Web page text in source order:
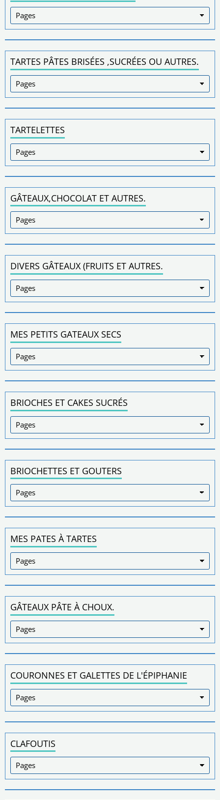
TARTES PÂTES BRISÉES ,SUCRÉES OU AUTRES.
TARTELETTES
GÂTEAUX,CHOCOLAT ET AUTRES.
DIVERS GÂTEAUX (FRUITS ET AUTRES.
MES PETITS GATEAUX SECS
BRIOCHES ET CAKES SUCRÉS
BRIOCHETTES ET GOUTERS
MES PATES À TARTES
GÂTEAUX PÂTE À CHOUX.
COURONNES ET GALETTES DE L'ÉPIPHANIE
CLAFOUTIS